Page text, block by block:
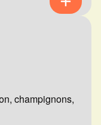
champignons,